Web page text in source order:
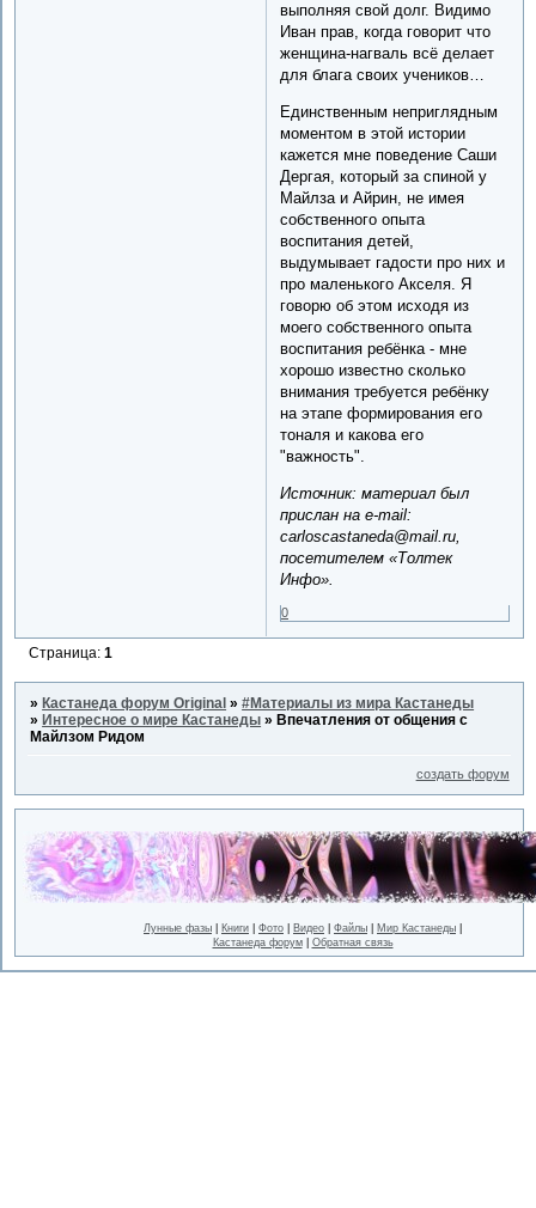
выполняя свой долг. Видимо
Иван прав, когда говорит что
женщина-нагваль всё делает
для блага своих учеников…
Единственным неприглядным
моментом в этой истории
кажется мне поведение Саши
Дергая, который за спиной у
Майлза и Айрин, не имея
собственного опыта
воспитания детей,
выдумывает гадости про них и
про маленького Акселя. Я
говорю об этом исходя из
моего собственного опыта
воспитания ребёнка - мне
хорошо известно сколько
внимания требуется ребёнку
на этапе формирования его
тоналя и какова его
"важность".
Источник: материал был
прислан на e-mail:
carloscastaneda@mail.ru,
посетителем «Толтек
Инфо».
0
Страница:1
»Кастанеда форум Original »#Материалы из мира Кастанеды
»Интересное о мире Кастанеды »Впечатления от общения с
Майлзом Ридом
создать форум
Лунные фазы Книги Фото Видео Файлы Мир Кастанеды
Кастанеда форум| Обратная связь